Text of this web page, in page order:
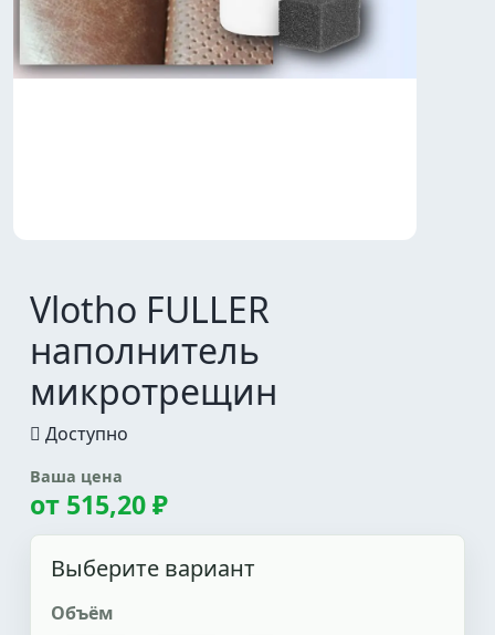
Vlotho FULLER
наполнитель
микротрещин
Доступно
Ваша цена
от 515,20 ₽
Выберите вариант
Объём